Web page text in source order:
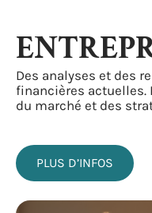
Des analyses et des
financières actuelles.
du marché et des
PLUS D’INFOS